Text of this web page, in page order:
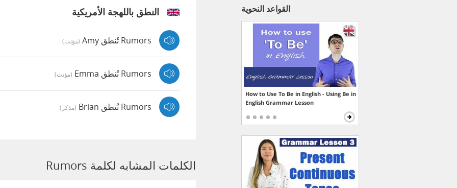
النطق باللهجة الأمريكية
Rumors تُنطق Amy (مؤنث)
Rumors تُنطق Emma (مؤنث)
Rumors تُنطق Brian (مذكر)
الكلمات المشابه لكلمة Rumors
القواعد النحوية
How to Use To Be in English - Using Be in
English Grammar Lesson